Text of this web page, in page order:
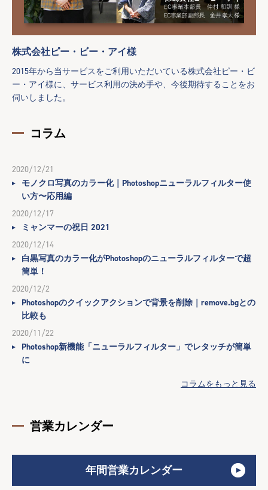
株式会社ピー・ビー・アイ様
2015年から当サービスをご利用いただいている株式会社ピー・ビ
ー・アイ様に、サービス利用の決め手や、今後期待することをお
伺いしました。
コラム
2020/12/21
モノクロ写真のカラー化｜Photoshopニューラルフィルター使
い方〜応用編
2020/12/17
ミャンマーの祝日 2021
2020/12/14
白黒写真のカラー化がPhotoshopのニューラルフィルターで超
簡単！
2020/12/2
Photoshopのクイックアクションで背景を削除｜remove.bgとの
比較も
2020/11/22
Photoshop新機能「ニューラルフィルター」でレタッチが簡単
に
コラムをもっと見る
営業カレンダー
年間営業カレンダー